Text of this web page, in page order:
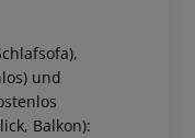
und
Balkon):